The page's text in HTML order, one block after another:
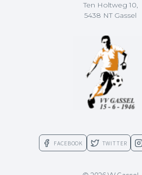
Ten Holtweg 10,
5438 NT Gassel
FACEBOOK TWITTER